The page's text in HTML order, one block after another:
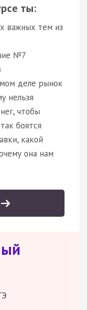
ты:
важных тем из
№7
деле рынок
нельзя
чтобы
боятся
какой
она нам